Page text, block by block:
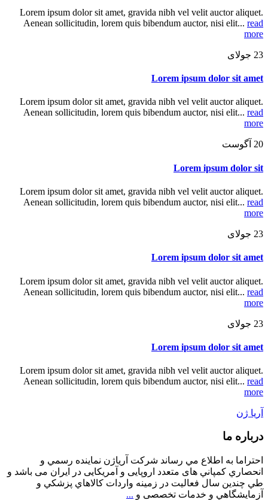
Lorem ipsum dolor sit amet, gravida nibh vel velit auctor aliquet.
Aenean sollicitudin, lorem quis bibendum auctor, nisi elit... read
more
23 جولای
Lorem ipsum dolor sit amet
Lorem ipsum dolor sit amet, gravida nibh vel velit auctor aliquet.
Aenean sollicitudin, lorem quis bibendum auctor, nisi elit... read
more
20 آگوست
Lorem ipsum dolor sit
Lorem ipsum dolor sit amet, gravida nibh vel velit auctor aliquet.
Aenean sollicitudin, lorem quis bibendum auctor, nisi elit... read
more
23 جولای
Lorem ipsum dolor sit amet
Lorem ipsum dolor sit amet, gravida nibh vel velit auctor aliquet.
Aenean sollicitudin, lorem quis bibendum auctor, nisi elit... read
more
23 جولای
Lorem ipsum dolor sit amet
Lorem ipsum dolor sit amet, gravida nibh vel velit auctor aliquet.
Aenean sollicitudin, lorem quis bibendum auctor, nisi elit... read
more
آریا ژن
درباره ما
احتراما به اطلاع مي رساند شركت آرياژن نماينده رسمي و
انحصاري كمپاني های متعدد اروپایی و آمریکایی در ایران می باشد و
طي چندين سال فعاليت در زمینه واردات كالاهاي پزشكي و
آزمايشگاهي و خدمات تخصصی و ...